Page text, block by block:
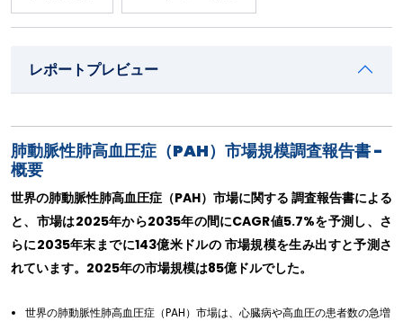
レポートプレビュー
肺動脈性肺高血圧症（PAH）市場規模調査報告書 -
概要
世界の肺動脈性肺高血圧症（PAH）市場に関する 調査報告書による
と、市場は2025年から2035年の間にCAGR値5.7%を予測し、さ
らに2035年末までに143億米ドルの 市場規模を生み出すと予測さ
れています。2025年の市場規模は85億ドルでした。
世界の肺動脈性肺高血圧症（PAH）市場は、心臓病や高血圧の患者数の急増